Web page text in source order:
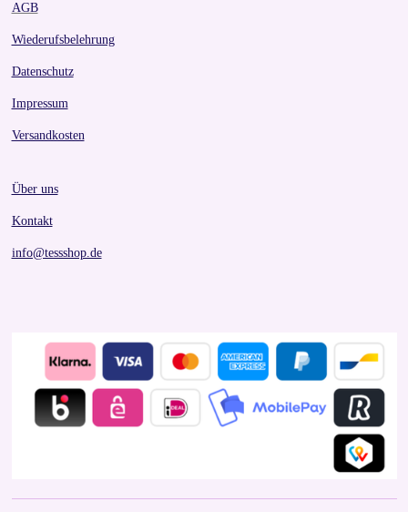
AGB
Wiederufsbelehrung
Datenschutz
Impressum
Versandkosten
Über uns
Kontakt
info@tessshop.de